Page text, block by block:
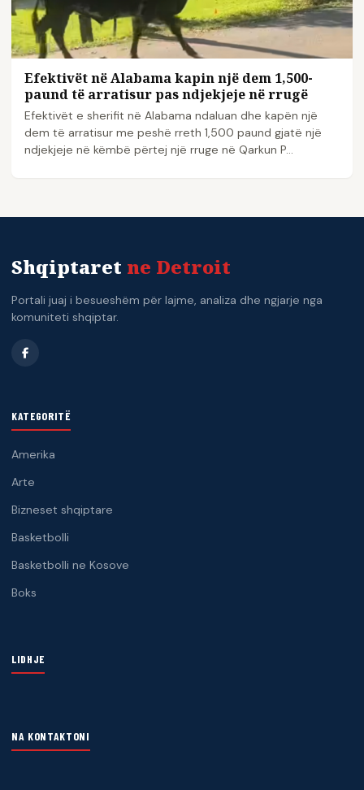
Efektivët në Alabama kapin një dem 1,500-
paund të arratisur pas ndjekjeje në rrugë
Efektivët e sherifit në Alabama ndaluan dhe kapën një
dem të arratisur me peshë rreth 1,500 paund gjatë një
ndjekjeje në këmbë përtej një rruge në Qarkun P...
Shqiptaret ne Detroit
Portali juaj i besueshëm për lajme, analiza dhe ngjarje nga
komuniteti shqiptar.
KATEGORITË
Amerika
Arte
Bizneset shqiptare
Basketbolli
Basketbolli ne Kosove
Boks
LIDHJE
NA KONTAKTONI